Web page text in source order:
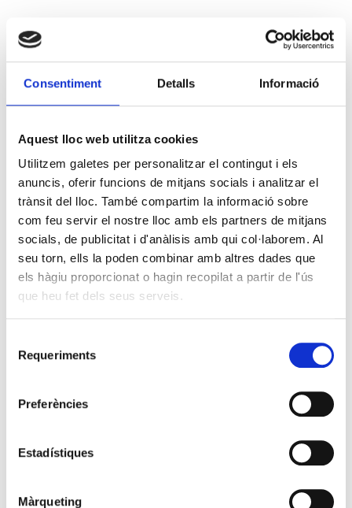
Consentiment Detalls Informació
Aquest lloc web utilitza cookies
Utilitzem galetes per personalitzar el contingut i els
anuncis, oferir funcions de mitjans socials i analitzar el
trànsit del lloc. També compartim la informació sobre
com feu servir el nostre lloc amb els partners de mitjans
socials, de publicitat i d'anàlisis amb qui col·laborem. Al
seu torn, ells la poden combinar amb altres dades que
els hàgiu proporcionat o hagin recopilat a partir de l'ús
que heu fet dels seus serveis.
Requeriments
Preferències
Estadístiques
Màrqueting